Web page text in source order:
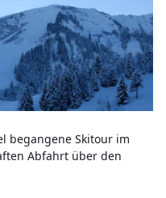
begangene Skitour im
Abfahrt über den